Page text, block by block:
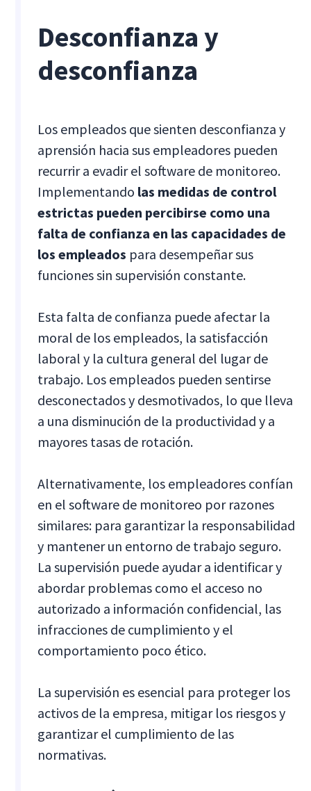
Desconfianza y
desconfianza
Los empleados que sienten desconfianza y
aprensión hacia sus empleadores pueden
recurrir a evadir el software de monitoreo.
Implementando las medidas de control
estrictas pueden percibirse como una
falta de confianza en las capacidades de
los empleados para desempeñar sus
funciones sin supervisión constante.
Esta falta de confianza puede afectar la
moral de los empleados, la satisfacción
laboral y la cultura general del lugar de
trabajo. Los empleados pueden sentirse
desconectados y desmotivados, lo que lleva
a una disminución de la productividad y a
mayores tasas de rotación.
Alternativamente, los empleadores confían
en el software de monitoreo por razones
similares: para garantizar la responsabilidad
y mantener un entorno de trabajo seguro.
La supervisión puede ayudar a identificar y
abordar problemas como el acceso no
autorizado a información confidencial, las
infracciones de cumplimiento y el
comportamiento poco ético.
La supervisión es esencial para proteger los
activos de la empresa, mitigar los riesgos y
garantizar el cumplimiento de las
normativas.